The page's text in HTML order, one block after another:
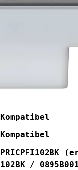
Kompatibel
Kompatibel
PRICPFI102BK
102BK /